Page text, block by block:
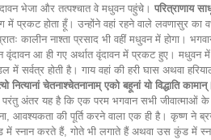
भेजा और तत्पश्चात वे मधुवन पहुंचे। परित्राणाय
में प्रकट होता हूँ। उन्होंने वहां रहने वाले लवणासुर
नाश्ता प्रसाद भी वहीं मधुवन में होगा।
वृंदावन आ ही गए अर्थात वृंदावन में प्रकट हुए।
होती है। गाय वहां की हरी घास अथवा
नित्यानां चेतनाश्चेतनानाम् एको बहूनां यो विद्धाति
परंतु अंतर यह है कि एक परम भगवान सभी
आवश्यकता की पूर्ति करने वाला एक ही है। कृष्ण ने
में स्नान करते हैं, गोते भी लगाते हैं अथवा उस कुंड